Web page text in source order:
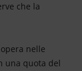
che la
nelle
una quota del